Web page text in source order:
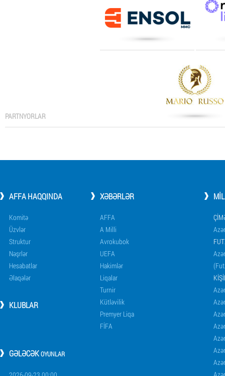
PARTNYORLAR
AFFA HAQQINDA
Komitə
Üzvlər
Struktur
Nəşrlər
Hesabatlar
Əlaqələr
KLUBLAR
XƏBƏRLƏR
AFFA
A Milli
Avrokubok
UEFA
Hakimlər
Liqalar
Turnir
Kütləvilik
Premyer Liqa
FİFA
GƏLƏCƏKOYUNLAR